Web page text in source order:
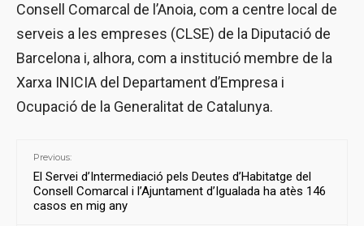
Consell Comarcal de l’Anoia, com a centre local de
serveis a les empreses (CLSE) de la Diputació de
Barcelona i, alhora, com a institució membre de la
Xarxa INICIA del Departament d’Empresa i
Ocupació de la Generalitat de Catalunya.
Previous:
El Servei d’Intermediació pels Deutes d’Habitatge del
Consell Comarcal i l’Ajuntament d’Igualada ha atès 146
casos en mig any